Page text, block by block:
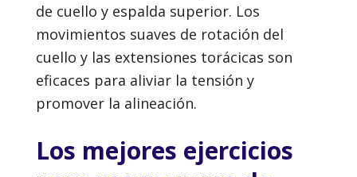
de cuello y espalda superior. Los
movimientos suaves de rotación del
cuello y las extensiones torácicas son
eficaces para aliviar la tensión y
promover la alineación.
Los mejores ejercicios